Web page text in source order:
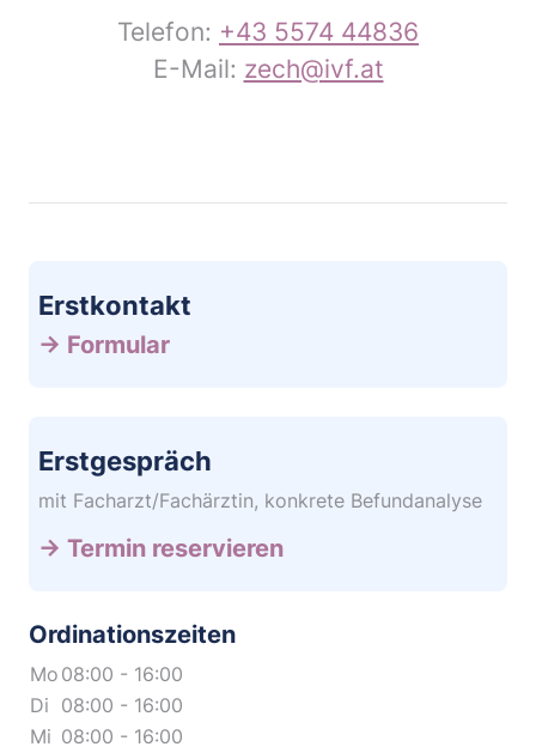
Telefon: +43 5574 44836
E-Mail: zech@ivf.at
Erstkontakt
→ Formular
Erstgespräch
mit Facharzt/Fachärztin, konkrete Befundanalyse
→ Termin reservieren
Ordinationszeiten
Mo 08:00 - 16:00
Di 08:00 - 16:00
Mi 08:00 - 16:00